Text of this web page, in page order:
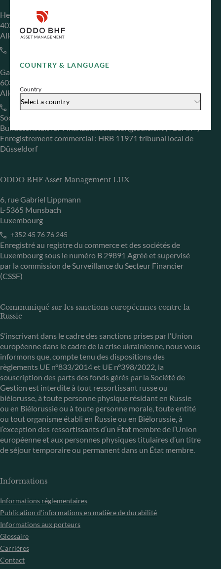
COUNTRY & LANGUAGE
Country
Select a country
Herzogstraße 15
40217 Düsseldorf
Allemagne
Gallusanlage 8
60329 Frankfurt am Main
Allemagne
+49 (0) 69 920 50 0
Société de Gestion de Portefeuille agréée par la
Bundesanstalt für Finanzdienstleistungsaufsicht (« BaFin »)
Enregistrement commercial : HRB 11971 tribunal local de
Düsseldorf
ODDO BHF Asset Management LUX
6, rue Gabriel Lippmann
L-5365 Munsbach
Luxembourg
+352 45 76 76 245
Enregistré au registre du commerce et des sociétés de
Luxembourg sous le numéro B 29891 Agréé et supervisé
par la commission de Surveillance du Secteur Financier
(CSSF)
Communiqué sur les sanctions européennes contre la
Russie
S’inscrivant dans le cadre des sanctions prises par l’Union
européenne dans le cadre de la crise ukrainienne, nous vous
informons que, compte tenu des dispositions des
règlements UE n°833/2014 et UE n°398/2022, la
souscription des parts des fonds gérés par la Société de
Gestion est interdite à tout ressortissant russe ou
biélorusse, à toute personne physique résidant en Russie
ou en Biélorussie ou à toute personne morale, toute entité
ou tout organisme établi en Russie ou en Biélorussie, à
l’exception des ressortissants d’un État membre de l’Union
européenne et aux personnes physiques titulaires d’un titre
de séjour temporaire ou permanent dans un État membre.
Informations
Informations réglementaires
Publication d’informations en matière de durabilité
Informations aux porteurs
Glossaire
Carrières
Contact